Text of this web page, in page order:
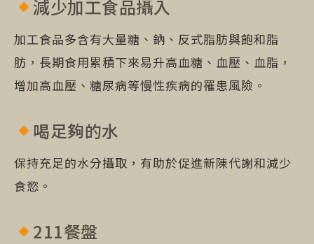
減少加工食品攝入
加工食品多含有大量糖、鈉、反式脂肪與飽和脂
肪，長期食用累積下來易升高血糖、血壓、血脂，
增加高血壓、糖尿病等慢性疾病的罹患風險。
喝足夠的水
保持充足的水分攝取，有助於促進新陳代謝和減少
食慾。
211餐盤